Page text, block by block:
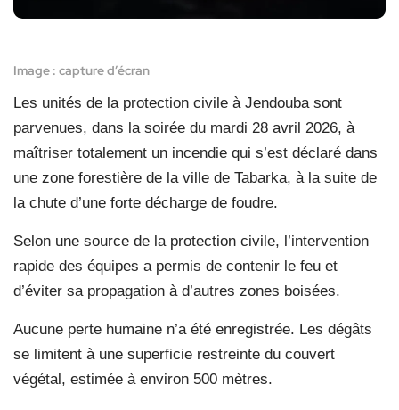
Image : capture d’écran
Les unités de la protection civile à Jendouba sont
parvenues, dans la soirée du mardi 28 avril 2026, à
maîtriser totalement un incendie qui s’est déclaré dans
une zone forestière de la ville de Tabarka, à la suite de
la chute d’une forte décharge de foudre.
Selon une source de la protection civile, l’intervention
rapide des équipes a permis de contenir le feu et
d’éviter sa propagation à d’autres zones boisées.
Aucune perte humaine n’a été enregistrée. Les dégâts
se limitent à une superficie restreinte du couvert
végétal, estimée à environ 500 mètres.